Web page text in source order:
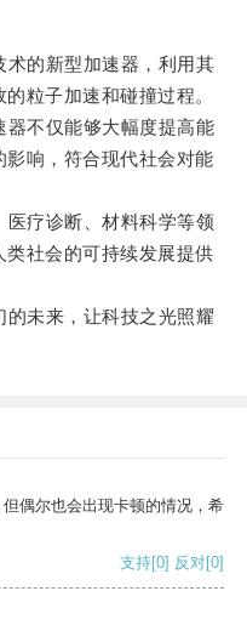
的新型加速器，利用其
粒子加速和碰撞过程。
不仅能够大幅度提高能
响，符合现代社会对能
疗诊断、材料科学等领
社会的可持续发展提供
未来，让科技之光照耀
偶尔也会出现卡顿的情况，希
支持[0] 反对[0]